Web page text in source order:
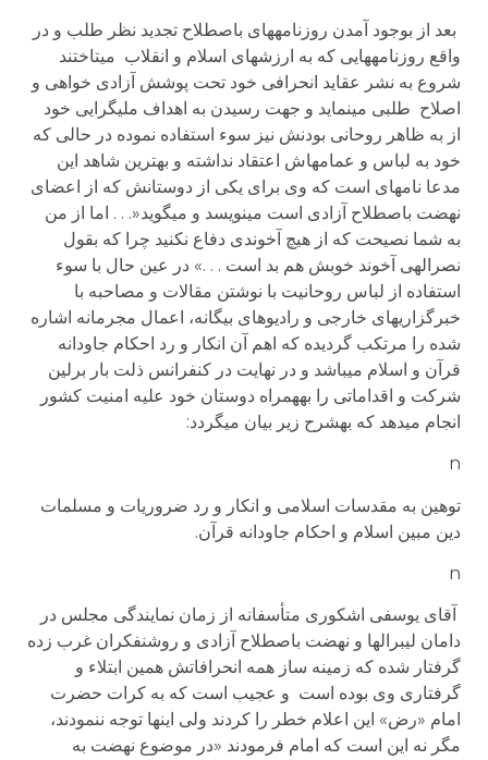
بعد از بوجود آمدن روزنامه­های باصطلاح تجدید نظر طلب و در
واقع روزنامه­هایی که به ارزش­های اسلام و انقلاب می­تاختند
شروع به نشر عقاید انحرافی خود تحت پوشش آزادی خواهی و
اصلاح طلبی می­نماید و جهت رسیدن به اهداف ملی­گرایی خود
از به ظاهر روحانی بودنش نیز سوء استفاده نموده در حالی که
خود به لباس و عمامه­اش اعتقاد نداشته و بهترین شاهد این
مدعا نامه­ای است که وی برای یکی از دوستانش که از اعضای
نهضت باصطلاح آزادی است می­نویسد و می­گوید«. . . اما از من
به شما نصیحت که از هیچ آخوندی دفاع نکنید چرا که بقول
نصرالهی آخوند خوبش هم بد است . . .» در عین حال با سوء
استفاده از لباس روحانیت با نوشتن مقالات و مصاحبه با
خبرگزاریهای خارجی و رادیوهای بیگانه، اعمال مجرمانه اشاره
شده را مرتکب گردیده که اهم آن انکار و رد احکام جاودانه
قرآن و اسلام می­باشد و در نهایت در کنفرانس ذلت بار برلین
شرکت و اقداماتی را به­همراه دوستان خود علیه امنیت کشور
انجام می­دهد که به­شرح زیر بیان می­گردد:
n
توهین به مقدسات اسلامی و انکار و رد ضروریات و مسلمات
دین مبین اسلام و احکام جاودانه قرآن.
n
آقای یوسفی اشکوری متأسفانه از زمان نمایندگی مجلس در
دامان لیبرالها و نهضت باصطلاح آزادی و روشنفکران غرب زده
گرفتار شده که زمینه ساز همه انحرافاتش همین ابتلاء و
گرفتاری وی بوده است و عجیب است که به کرات حضرت
امام «رض» این اعلام خطر را کردند ولی اینها توجه ننمودند،
مگر نه این است که امام فرمودند «در موضوع نهضت به